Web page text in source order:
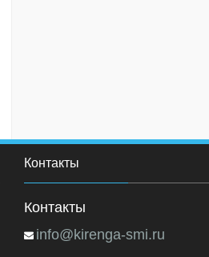
Контакты
Контакты
info@kirenga-smi.ru